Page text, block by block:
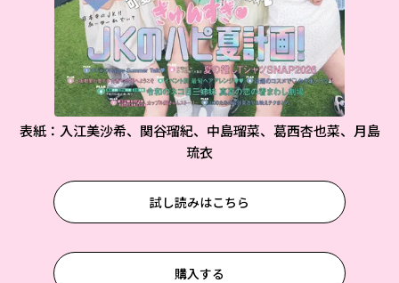
表紙：入江美沙希、関谷瑠紀、中島瑠菜、葛西杏也菜、月島
琉衣
試し読みはこちら
購入する